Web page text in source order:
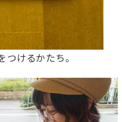
けるかたち。